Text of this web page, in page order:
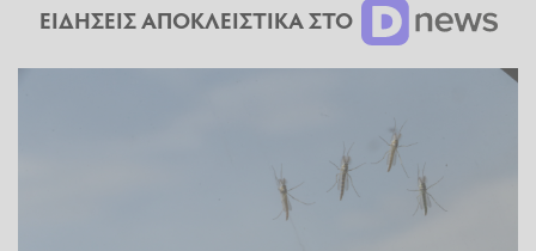
ΕΙΔΗΣΕΙΣ ΑΠΟΚΛΕΙΣΤΙΚΑ ΣΤΟ